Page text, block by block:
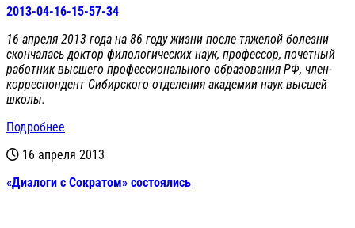
2013-04-16-15-57-34
16 апреля 2013 года на 86 году жизни после тяжелой болезни
скончалась доктор филологических наук, профессор, почетный
работник высшего профессионального образования РФ, член-
корреспондент Сибирского отделения академии наук высшей
школы.
Подробнее
16 апреля 2013
«Диалоги с Сократом» состоялись